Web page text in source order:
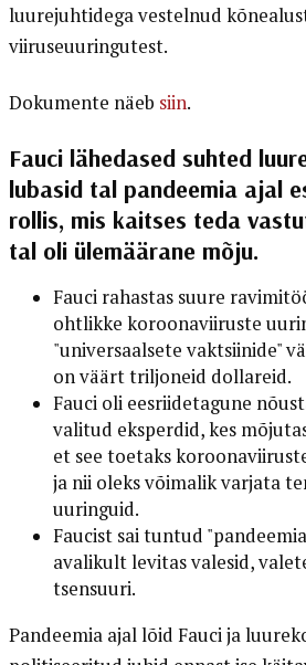
luurejuhtidega vestelnud
viiruseuuringutest.
Dokumente näeb siin.
Fauci lähedased suhted
lubasid tal pandeemia ajal
rollis, mis kaitses teda
tal oli ülemäärane mõju.
Fauci rahastas suure
ohtlikke koroonaviiruste
"universaalsete vaktsiinide"
on väärt triljoneid dollareid.
Fauci oli eesriidetagune
valitud eksperdid, kes
et see toetaks
ja nii oleks võimalik varjata
uuringuid.
Faucist sai tuntud
avalikult levitas valesid,
tsensuuri.
Pandeemia ajal lõid Fauci ja